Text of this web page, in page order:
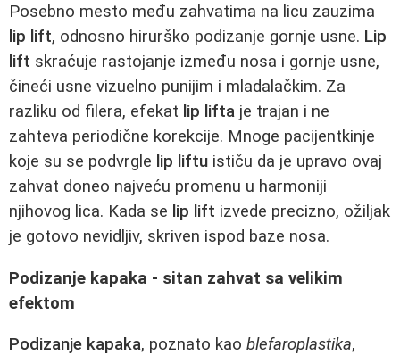
Posebno mesto među zahvatima na licu zauzima
lip lift, odnosno hirurško podizanje gornje usne. Lip
lift skraćuje rastojanje između nosa i gornje usne,
čineći usne vizuelno punijim i mladalačkim. Za
razliku od filera, efekat lip lifta je trajan i ne
zahteva periodične korekcije. Mnoge pacijentkinje
koje su se podvrgle lip liftu ističu da je upravo ovaj
zahvat doneo najveću promenu u harmoniji
njihovog lica. Kada se lip lift izvede precizno, ožiljak
je gotovo nevidljiv, skriven ispod baze nosa.
Podizanje kapaka - sitan zahvat sa velikim
efektom
Podizanje kapaka, poznato kao blefaroplastika,